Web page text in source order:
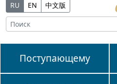
RU EN 中文版
Поступающему